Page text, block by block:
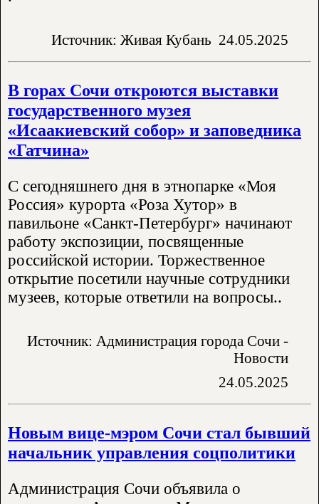
Источник: Живая Кубань 24.05.2025
В горах Сочи откроются выставки
государственного музея
«Исаакиевский собор» и заповедника
«Гатчина»
С сегодняшнего дня в этнопарке «Моя
Россия» курорта «Роза Хутор» в
павильоне «Санкт-Петербург» начинают
работу экспозиции, посвященные
российской истории. Торжественное
открытие посетили научные сотрудники
музеев, которые ответили на вопросы..
Источник: Администрация города Сочи -
Новости
24.05.2025
Новым вице-мэром Сочи стал бывший
начальник управления соцполитики
Администрация Сочи объявила о